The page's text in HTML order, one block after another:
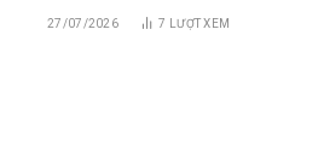
27/07/2026 7 LƯỢT XEM